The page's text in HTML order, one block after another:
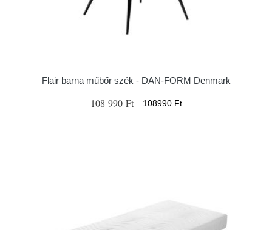
Flair barna műbőr szék - ​​​​​DAN-FORM Denmark
108 990 Ft 108990 Ft